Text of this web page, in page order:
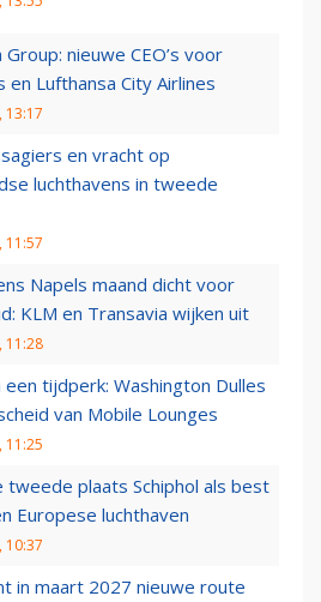
Group: nieuwe CEO’s voor
en Lufthansa City Airlines
13:17
en vracht op
luchthavens in tweede
11:57
Napels maand dicht voor
KLM en Transavia wijken uit
11:28
een tijdperk: Washington Dulles
van Mobile Lounges
11:25
tweede plaats Schiphol als best
Europese luchthaven
10:37
in maart 2027 nieuwe route